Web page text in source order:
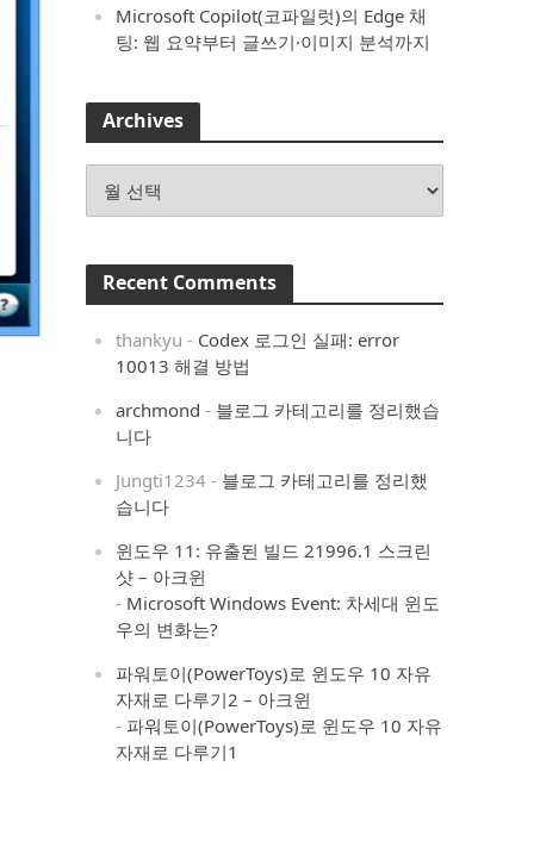
Microsoft Copilot(코파일럿)의 Edge 채
팅: 웹 요약부터 글쓰기·이미지 분석까지
Archives
Recent Comments
thankyu - Codex 로그인 실패: error
10013 해결 방법
archmond - 블로그 카테고리를 정리했습
니다
Jungti1234 - 블로그 카테고리를 정리했
습니다
윈도우 11: 유출된 빌드 21996.1 스크린
샷 – 아크윈
- Microsoft Windows Event: 차세대 윈도
우의 변화는?
파워토이(PowerToys)로 윈도우 10 자유
자재로 다루기2 – 아크윈
- 파워토이(PowerToys)로 윈도우 10 자유
자재로 다루기1